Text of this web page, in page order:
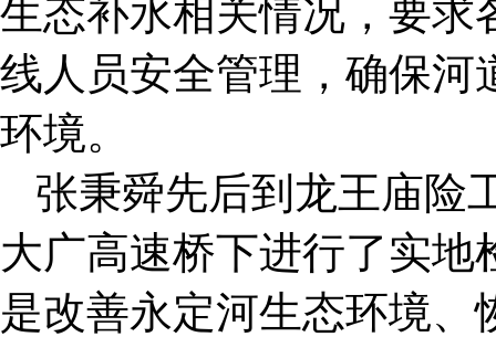
生态补水相关情况，要求
线人员安全管理，确保河
环境。
张秉舜先后到龙王庙险
大广高速桥下进行了实
是改善永定河生态环境